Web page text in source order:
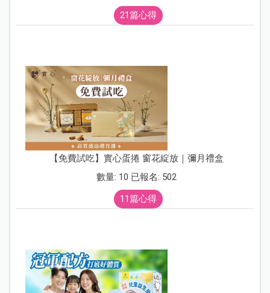
21篇心得
【免費試吃】實心蛋捲 窗花綻放｜彌月禮盒
數量: 10 已報名: 502
11篇心得